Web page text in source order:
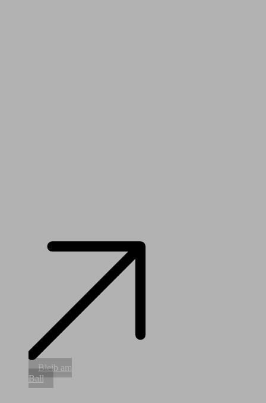
Bleib
am
Ball
Bleib am
Ball